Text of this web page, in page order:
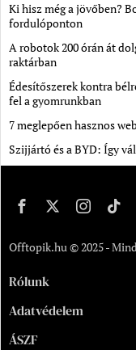
Ki hisz még a jövőben?
fordulóponton
A robotok 200 órán át
raktárban
Édesítőszerek kontra
fel a gyomrunkban
7 meglepően hasznos
Szijjártó és a BYD: Így
Offtopik.hu © 2025 -
Rólunk
Adatvédelem
ÁSZF